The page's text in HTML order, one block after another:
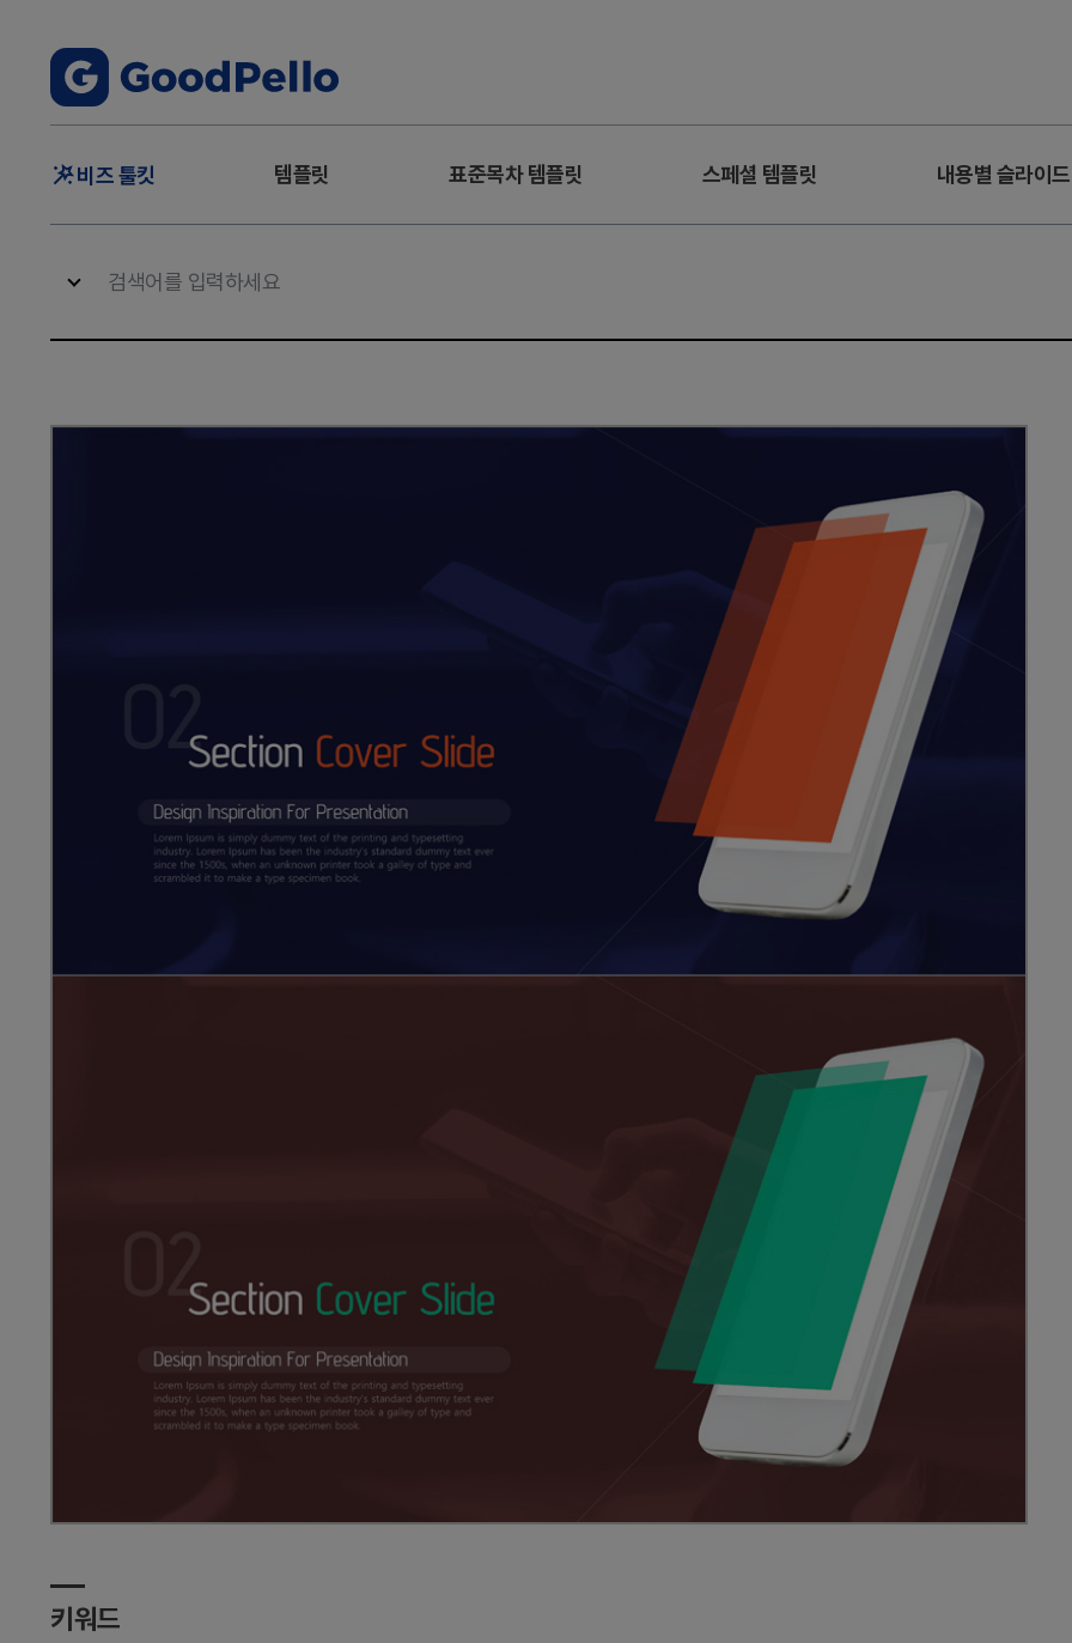
주
뉴
비즈 툴킷 템플릿 표준목차 템플릿 스페셜 템플릿 내용별 슬라이드
키워드